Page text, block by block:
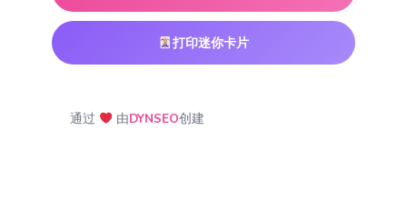
打印迷你卡片
通过 由DYNSEO创建